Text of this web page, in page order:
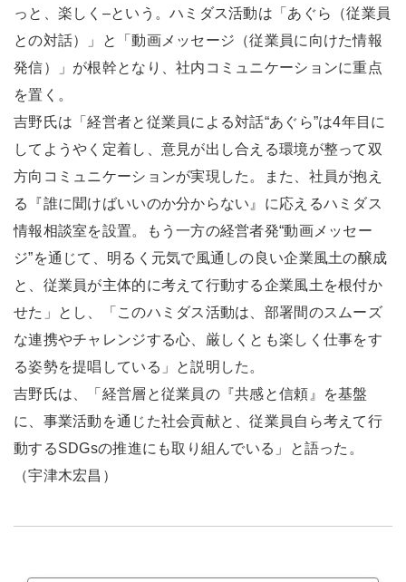
っと、楽しく–という。ハミダス活動は「あぐら（従業員
との対話）」と「動画メッセージ（従業員に向けた情報
発信）」が根幹となり、社内コミュニケーションに重点
を置く。
吉野氏は「経営者と従業員による対話“あぐら”は4年目に
してようやく定着し、意見が出し合える環境が整って双
方向コミュニケーションが実現した。また、社員が抱え
る『誰に聞けばいいのか分からない』に応えるハミダス
情報相談室を設置。もう一方の経営者発“動画メッセー
ジ”を通じて、明るく元気で風通しの良い企業風土の醸成
と、従業員が主体的に考えて行動する企業風土を根付か
せた」とし、「このハミダス活動は、部署間のスムーズ
な連携やチャレンジする心、厳しくとも楽しく仕事をす
る姿勢を提唱している」と説明した。
吉野氏は、「経営層と従業員の『共感と信頼』を基盤
に、事業活動を通じた社会貢献と、従業員自ら考えて行
動するSDGsの推進にも取り組んでいる」と語った。
（宇津木宏昌）